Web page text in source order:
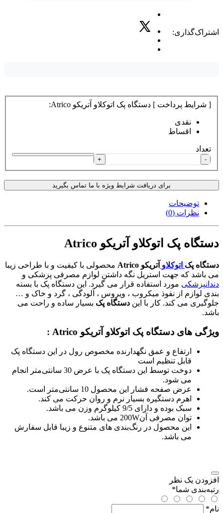
اشتراک‌گذاری:
[ شرایط پرداخت ] دستگاه پک اتوکلاو آتریکو Atrico:
نقدی
اقساط
تعداد
-
+
برای دریافت شرایط ویژه با ما تماس بگیرید
توضیحات
نظرات (0)
دستگاه پک اتوکلاو آتریکو Atrico
دستگاه پک اتوکلاو آتریکو Atrico
محصولی با کیفیت و با طراحی زیبا
می باشد که جهت استریل نگه داشتن لوازم مصرفی پزشکی و
دندانپزشکی مورد استفاده قرار می گیرد. این دستگاه پک با بسته
بندی لوازم از نفوذ میکروب ، ویروس ، آلودگی ، گرد و خاک و …
جلوگیری می کند. کار با این دستگاه پک بسیار ساده و راحت می
باشد.
ویژگی های دستگاه پک اتوکلاو آتریکو Atrico :
ارتفاع و عمق نگهدارنده مخصوص رول در این دستگاه پک
قابل تنظیم است
دوخت توسط این دستگاه پک با عرض 30 سانتی‌متر انجام
می شود.
عرض صفحه فشار این محصول 10 سانتی‌متر است.
اهرم دستگیره بسیار نرم و روان حرکت می کند.
سبک بوده و دارای 9/5 کیلوگرم وزن می باشد.
توان مصرفی آن200W می باشد.
این محصول در رنگ‌بندی های متنوع و زیبا قابل سفارش
می باشد.
افزودن یک نظر
رتبه‌بندی شما*
نام*